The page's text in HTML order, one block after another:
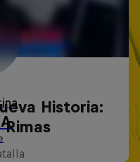
Historia: